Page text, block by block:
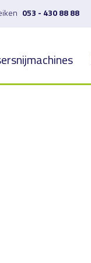
053 - 430 88 88